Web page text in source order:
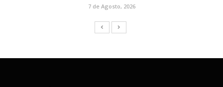
7 de Agosto, 2026